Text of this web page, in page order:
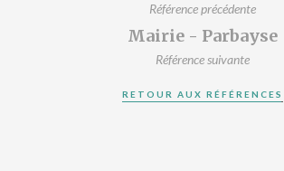
Référence précédente
Mairie - Parbayse
Référence suivante
RETOUR AUX RÉFÉRENCES